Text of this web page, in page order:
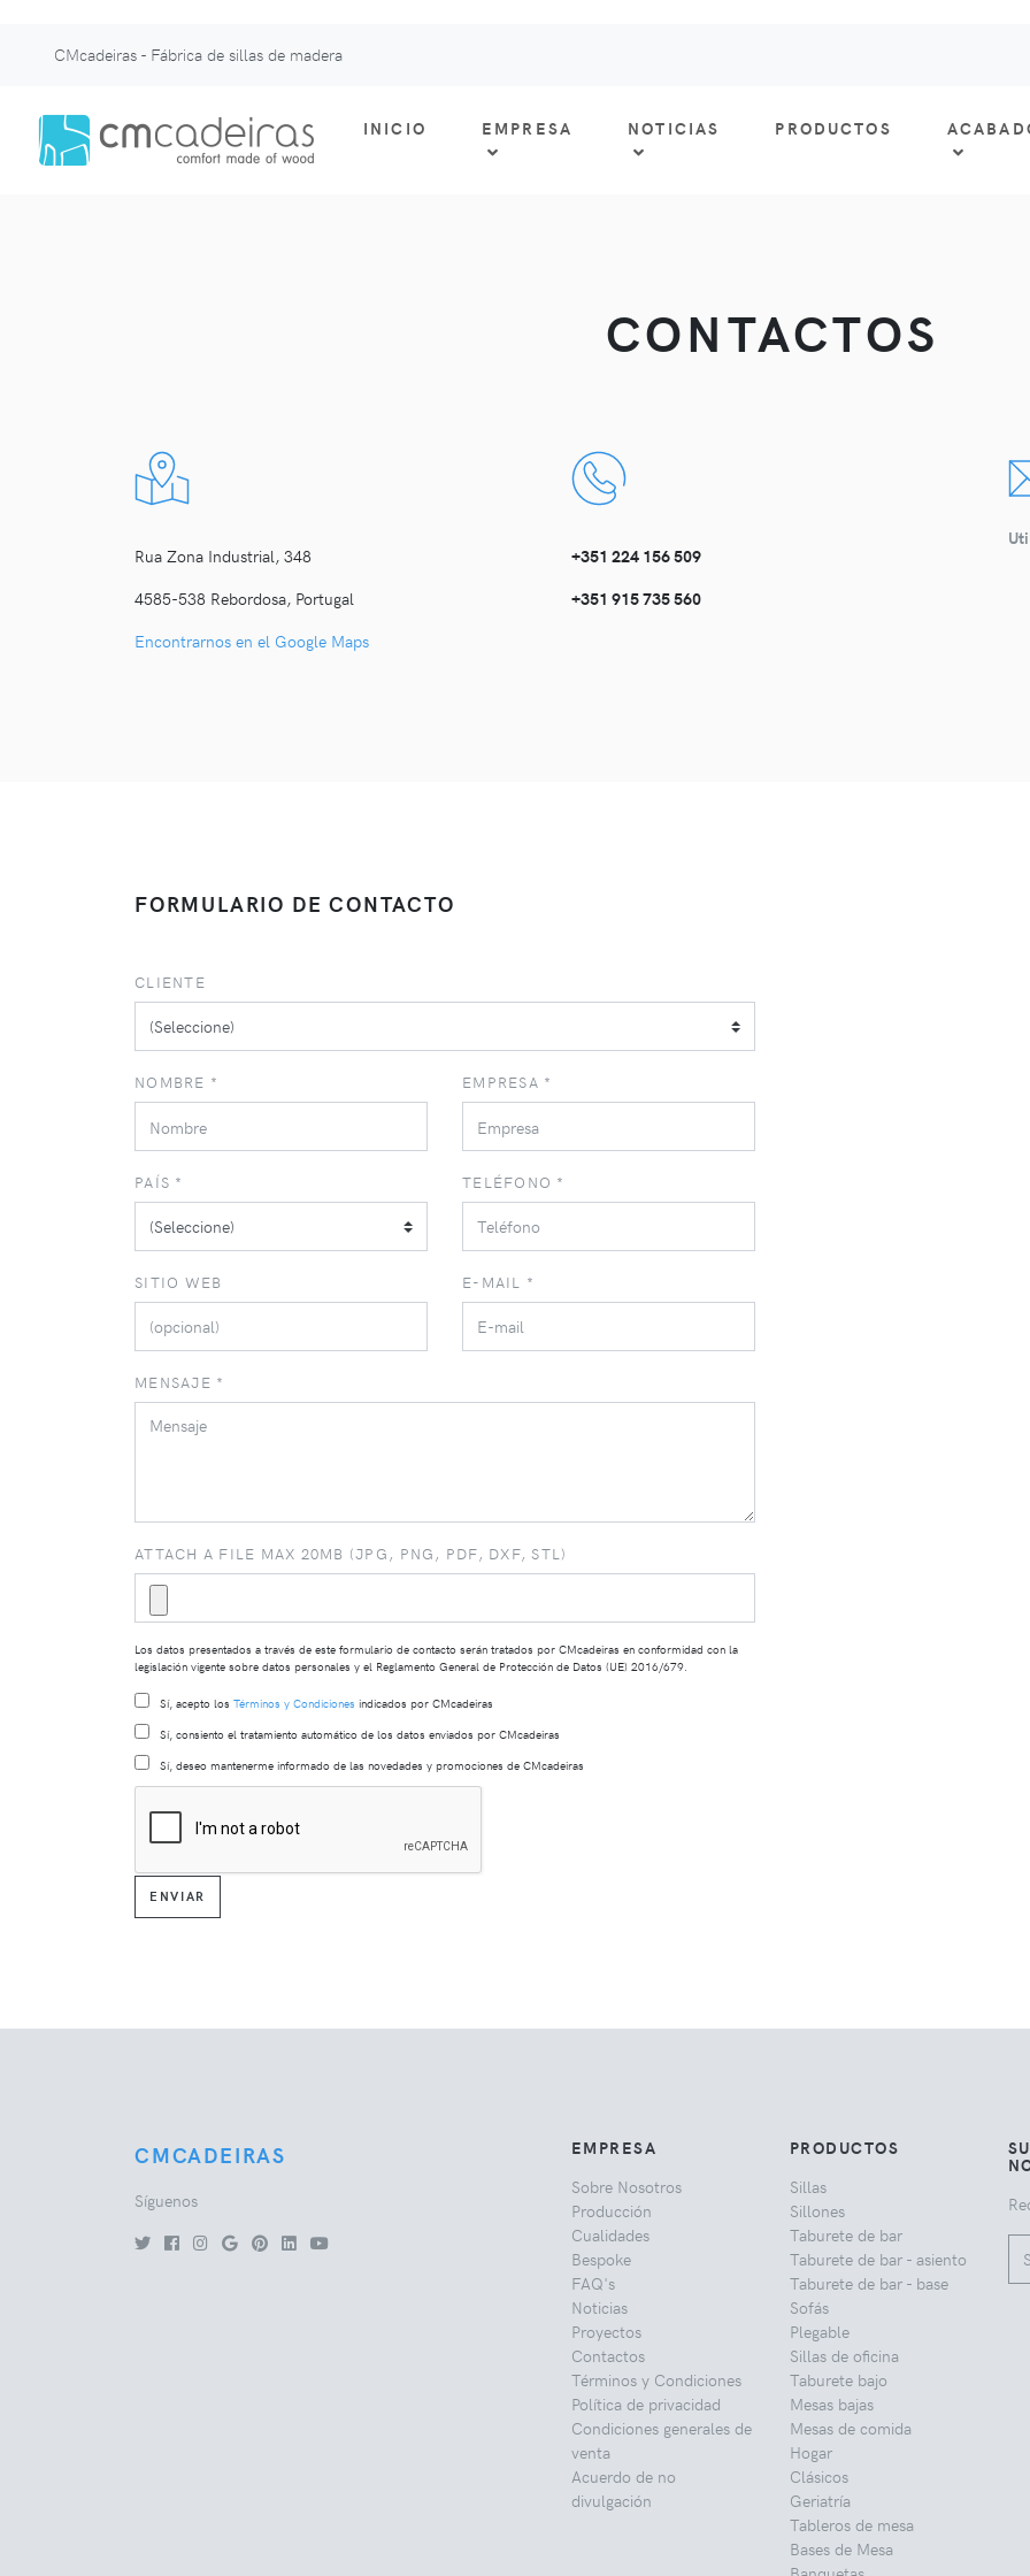
CMcadeiras - Fábrica de sillas de madera
INICIO EMPRESA NOTICIAS PRODUCTOS
CONTACTOS
Rua Zona Industrial, 348
4585-538 Rebordosa, Portugal
Encontrarnos en el Google Maps
+351 224 156 509
+351 915 735 560
FORMULARIO DE CONTACTO
CLIENTE
NOMBRE * EMPRESA *
PAÍS * TELÉFONO *
SITIO WEB E-MAIL *
MENSAJE *
ATTACH A FILE MAX 20MB (JPG, PNG, PDF, DXF, STL)
Los datos presentados a través de este formulario de contacto serán tratados por CMcadeiras en conformidad con la
legislación vigente sobre datos personales y el Reglamento General de Protección de Datos (UE) 2016/679.
Sí, acepto los Términos y Condiciones indicados por CMcadeiras
Sí, consiento el tratamiento automático de los datos enviados por CMcadeiras
Sí, deseo mantenerme informado de las novedades y promociones de CMcadeiras
ENVIAR
CMCADEIRAS
Síguenos
EMPRESA
Sobre Nosotros
Producción
Cualidades
Bespoke
FAQ's
Noticias
Proyectos
Contactos
Términos y Condiciones
Política de privacidad
Condiciones generales de
venta
Acuerdo de no
divulgación
PRODUCTOS
Sillas
Sillones
Taburete de bar
Taburete de bar - asiento
Taburete de bar - base
Sofás
Plegable
Sillas de oficina
Taburete bajo
Mesas bajas
Mesas de comida
Hogar
Clásicos
Geriatría
Tableros de mesa
Bases de Mesa